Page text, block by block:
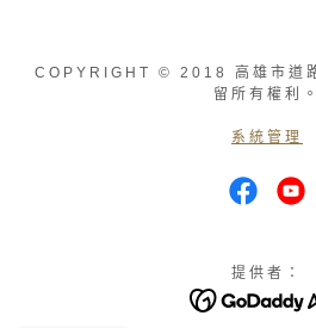
COPYRIGHT © 2018 高雄市道
留所有權利。
系統管理
提供者：